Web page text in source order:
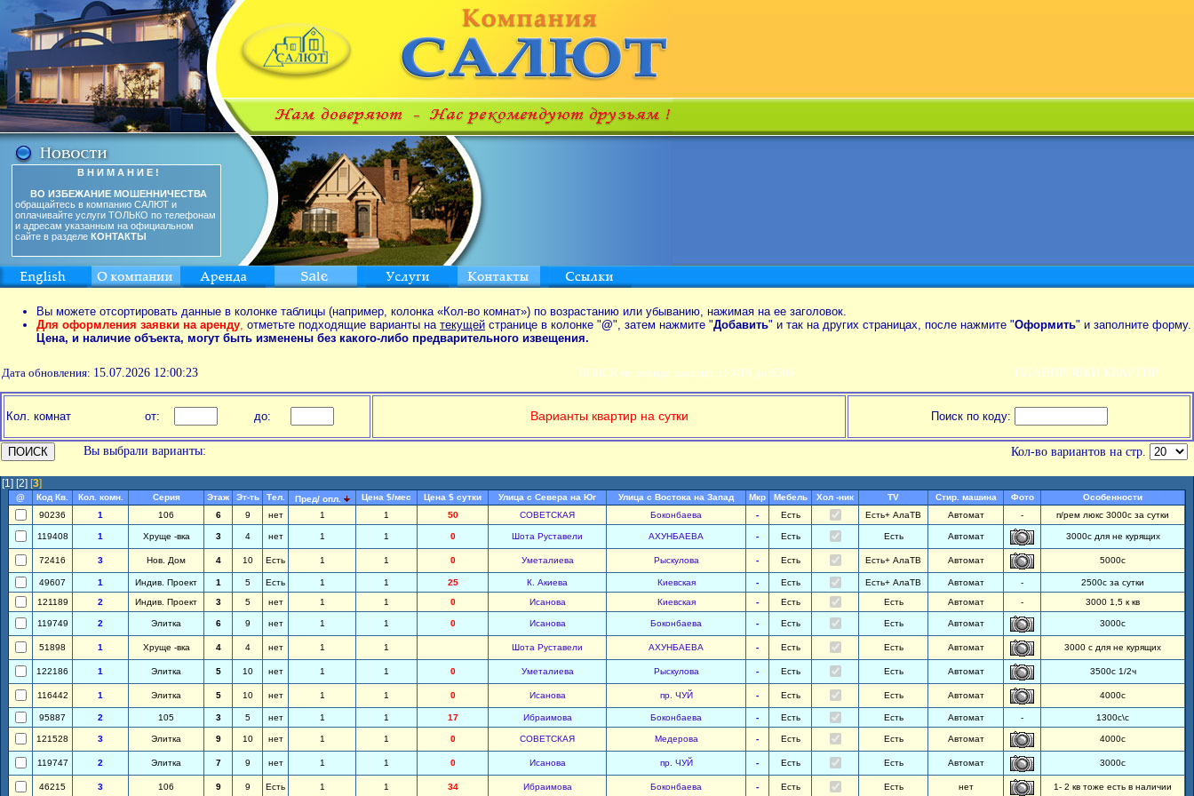
В Н И М А Н И Е !
ВО ИЗБЕЖАНИЕ МОШЕННИЧЕСТВА
обращайтесь в компанию САЛЮТ и
оплачивайте услуги ТОЛЬКО по телефонам
и адресам указанным на официальном
сайте в разделе КОНТАКТЫ
Вы можете отсортировать данные в колонке таблицы (например, колонка «Кол-во комнат») по возрастанию или убыванию, нажимая на ее заголовок.
Для оформления заявки на аренду, отметьте подходящие варианты на текущей странице в колонке "@", затем нажмите "Добавить" и так на других страницах, после нажмите "Оформить" и заполните форму.
Цена, и наличие объекта, могут быть изменены без какого-либо предварительного извещения.
Дата обновления: 15.07.2026 12:00:23 ПОИСК по аренде квартир от MIN до 550$ ПЛАНИРОВКИ КВАРТИР
Кол. комнат от: до: Варианты квартир на сутки Поиск по коду:
Вы выбрали варианты: Кол-во вариантов на стр.
[1] [2] [3]
@ Код Кв. Кол. комн. Серия Этаж Эт-ть Тел. Пред/ опл. Цена $/мес Цена $ сутки Улица с Севера на Юг Улица с Востока на Запад Мкр Мебель Хол -ник TV Стир. машина Фото
Особенности
90236
1 106 6 9 нет 1 1 50 СОВЕТСКАЯ Боконбаева - Есть Есть+ АлаТВ Автомат - п/рем люкс 3000с за сутки
119408 1 Хруще -вка 3 4 нет 1 1 0 Шота Руставели АХУНБАЕВА - Есть Есть Автомат 3000с для не курящих
72416 3 Нов. Дом 4 10 Есть 1 1 0 Уметалиева Рыскулова - Есть Есть+ АлаТВ Автомат 5000с
49607 1 Индив. Проект 1 5 Есть 1 1 25 К. Акиева Киевская - Есть Есть+ АлаТВ Автомат -
2500с за сутки
121189
2 Индив. Проект 3 5 нет 1 1 0 Исанова Киевская - Есть Есть Автомат - 3000 1,5 к кв
119749 2 Элитка 6 9 нет 1 1 0 Исанова Боконбаева - Есть Есть Автомат 3000с
51898 1 Хруще -вка 4 4 нет 1 1 Шота Руставели АХУНБАЕВА - Есть Есть Автомат 3000 с для не курящих
122186 1 Элитка 5 10 нет 1 1 0 Уметалиева Рыскулова - Есть Есть Автомат 3500с 1/2ч
116442 1 Элитка 5 10 нет 1 1 0 Исанова пр. ЧУЙ - Есть Есть Автомат 4000с
95887 2 105 3 5 нет 1 1 17 Ибраимова Боконбаева - Есть Есть Автомат - 1300с\с
121528 3 Элитка 9 10 нет 1 1 0 СОВЕТСКАЯ Медерова - Есть Есть Автомат 4000с
119747 2 Элитка 7 9 нет 1 1 0 Исанова пр. ЧУЙ - Есть Есть Автомат 3000с
46215 3 106 9 9 Есть 1 1 34 Ибраимова Боконбаева - Есть Есть нет 1- 2 кв тоже есть в наличии